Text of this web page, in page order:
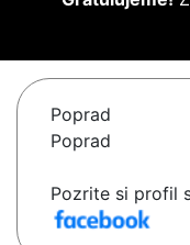
Poprad
Poprad
Pozrite si profil